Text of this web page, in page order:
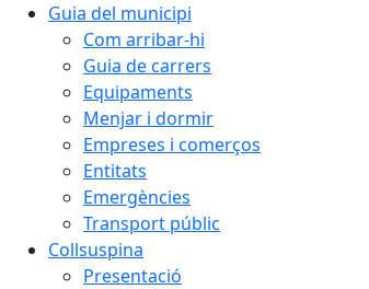
Guia del municipi
Com arribar-hi
Guia de carrers
Equipaments
Menjar i dormir
Empreses i comerços
Entitats
Emergències
Transport públic
Collsuspina
Presentació